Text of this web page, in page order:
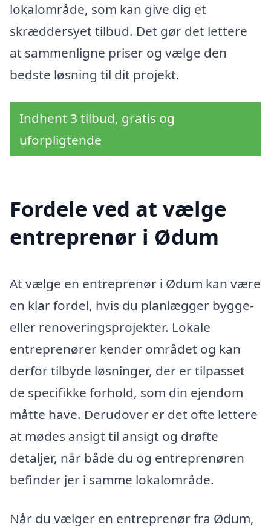
lokalområde, som kan give dig et
skræddersyet tilbud. Det gør det lettere
at sammenligne priser og vælge den
bedste løsning til dit projekt.
Indhent 3 tilbud, gratis og
uforpligtende
Fordele ved at vælge
entreprenør i Ødum
At vælge en entreprenør i Ødum kan være
en klar fordel, hvis du planlægger bygge-
eller renoveringsprojekter. Lokale
entreprenører kender området og kan
derfor tilbyde løsninger, der er tilpasset
de specifikke forhold, som din ejendom
måtte have. Derudover er det ofte lettere
at mødes ansigt til ansigt og drøfte
detaljer, når både du og entreprenøren
befinder jer i samme lokalområde.
Når du vælger en entreprenør fra Ødum,